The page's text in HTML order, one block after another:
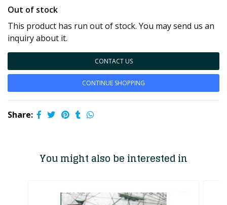
Out of stock
This product has run out of stock. You may send us an
inquiry about it.
CONTACT US
CONTINUE SHOPPING
Share:
You might also be interested in